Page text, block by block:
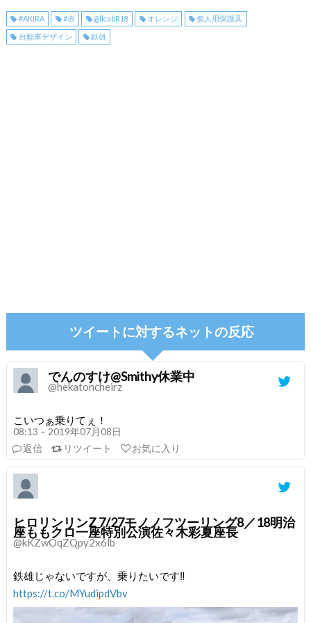
#AKIRA #赤 @llcabR18 オレンジ 個人用保護具
自動車デザイン 鉄雄
ツイートに対するネットの反応
でんのすけ@Smithy休業中
@hekatoncheirz
こいつぁ乗りてぇ！
08:13 – 2019年07月08日
返信
リツイート お気に入り
ヒロリンリンZ 7/27モノノフツーリング8／18明治
座ももクロ一座特別公演佐々木彩夏座長
@kKZwOqZQpy2x6lb
鉄雄じゃないですが、乗りたいです‼️
https://t.co/MYudipdVbv